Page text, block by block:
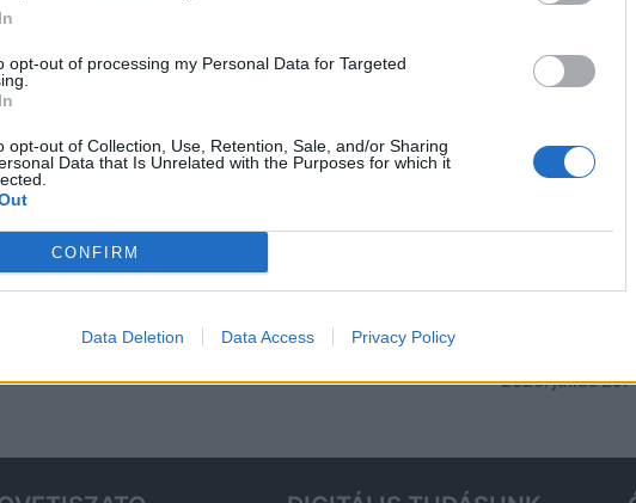
opt-out of processing my Personal Data for Targeted
opt-out of Collection, Use, Retention, Sale, and/or Sharing
Data that Is Unrelated with the Purposes for which it
CONFIRM
Data Deletion Data Access Privacy Policy
Budapestről
Tiszafüredre
Rendkívüli
Augusztusi
– koncert,
2026. július 29.